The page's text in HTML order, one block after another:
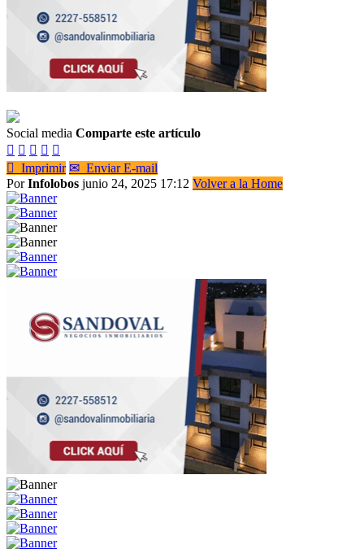
Social media Comparte este artículo
    
 Imprimir ✉ Enviar E-mail
PorInfolobos junio 24, 2025 17:12 Volver a la Home